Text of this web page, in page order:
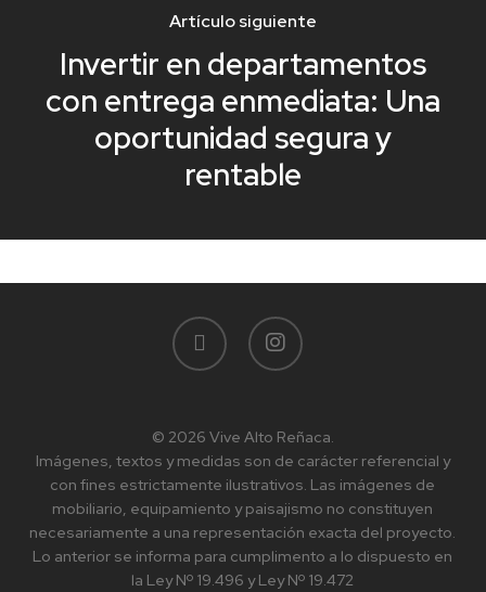
Artículo siguiente
Invertir en departamentos
con entrega enmediata: Una
oportunidad segura y
rentable
facebook instagram
© 2026 Vive Alto Reñaca.
Imágenes, textos y medidas son de carácter referencial y
con fines estrictamente ilustrativos. Las imágenes de
mobiliario, equipamiento y paisajismo no constituyen
necesariamente a una representación exacta del proyecto.
Lo anterior se informa para cumplimento a lo dispuesto en
la Ley Nº 19.496 y Ley Nº 19.472